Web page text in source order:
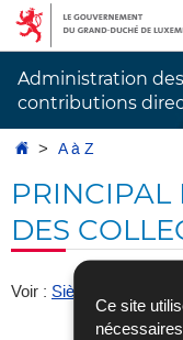
Ce site
Aller
navigation
Aller
au
Administration des
contributions
AccueilA à Z
PRINCIPAL
DES
Voir : Siège statutaire